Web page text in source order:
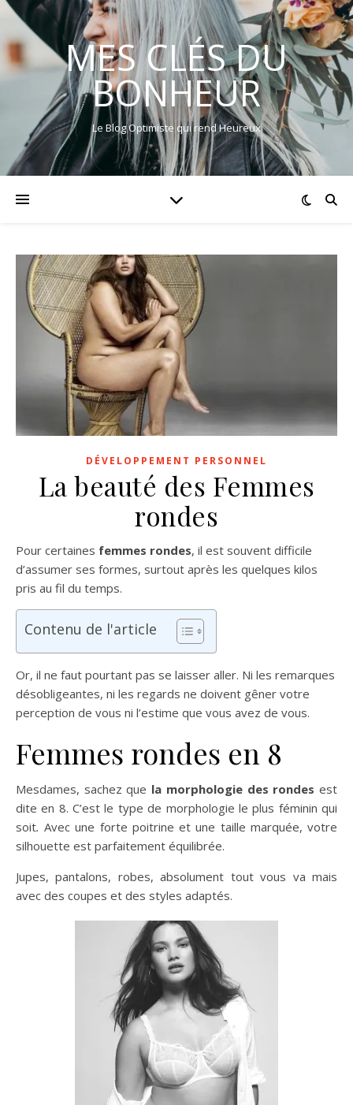
MES CLÉS DU
BONHEUR
Le Blog Optimiste qui rend Heureux
DÉVELOPPEMENT PERSONNEL
La beauté des Femmes
rondes
Pour certaines femmes rondes, il est souvent difficile
d’assumer ses formes, surtout après les quelques kilos
pris au fil du temps.
Contenu de l'article
Or, il ne faut pourtant pas se laisser aller. Ni les remarques
désobligeantes, ni les regards ne doivent gêner votre
perception de vous ni l’estime que vous avez de vous.
Femmes rondes en 8
Mesdames, sachez que la morphologie des rondes est
dite en 8. C’est le type de morphologie le plus féminin qui
soit. Avec une forte poitrine et une taille marquée, votre
silhouette est parfaitement équilibrée.
Jupes, pantalons, robes, absolument tout vous va mais
avec des coupes et des styles adaptés.